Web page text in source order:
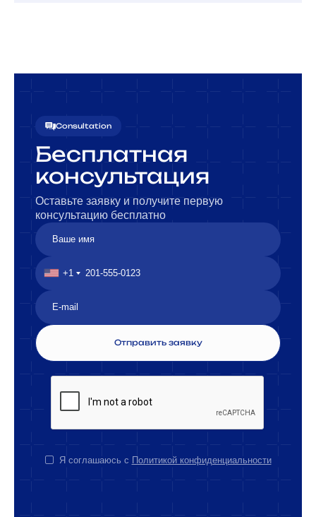
Consultation
Бесплатная
консультация
Оставьте заявку и получите первую
консультацию бесплатно
+1
Я соглашаюсь с Политикой конфиденциальности